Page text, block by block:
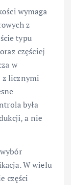
wymaga
z
typu
częściej
w
z licznymi
była
a nie
W wielu
części